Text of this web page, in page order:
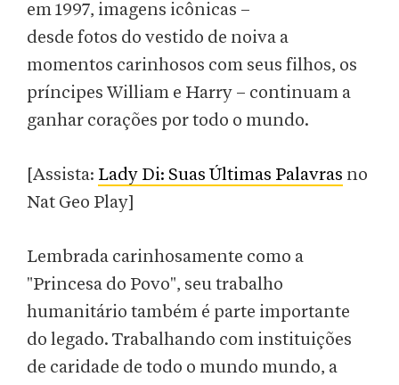
em 1997, imagens icônicas –
desde fotos do vestido de noiva a
momentos carinhosos com seus filhos, os
príncipes William e Harry – continuam a
ganhar corações por todo o mundo.
[Assista: Lady Di: Suas Últimas Palavras no
Nat Geo Play]
Lembrada carinhosamente como a
"Princesa do Povo", seu trabalho
humanitário também é parte importante
do legado. Trabalhando com instituições
de caridade de todo o mundo mundo, a